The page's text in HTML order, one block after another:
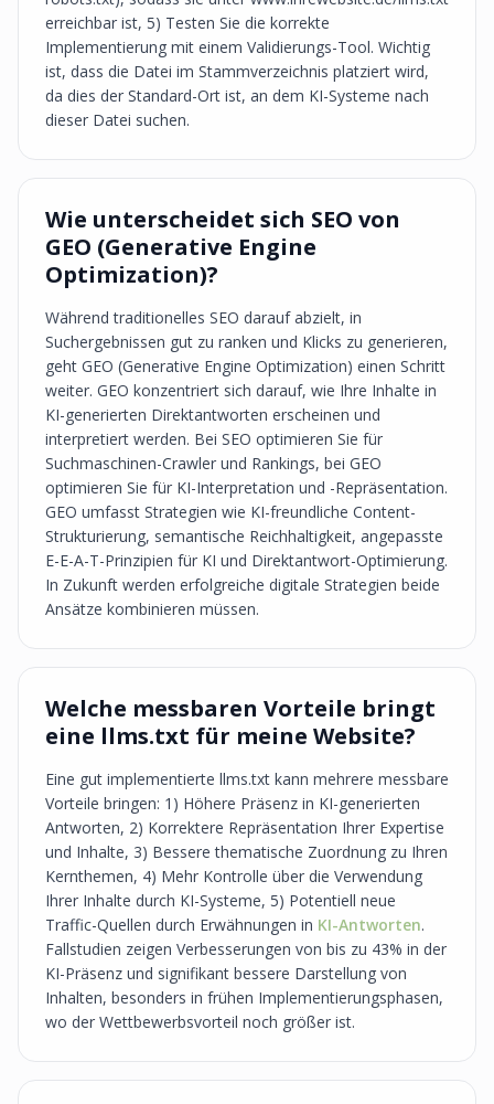
erreichbar ist, 5) Testen Sie die korrekte
Implementierung mit einem Validierungs-Tool. Wichtig
ist, dass die Datei im Stammverzeichnis platziert wird,
da dies der Standard-Ort ist, an dem KI-Systeme nach
dieser Datei suchen.
Wie unterscheidet sich SEO von
GEO (Generative Engine
Optimization)?
Während traditionelles SEO darauf abzielt, in
Suchergebnissen gut zu ranken und Klicks zu generieren,
geht GEO (Generative Engine Optimization) einen Schritt
weiter. GEO konzentriert sich darauf, wie Ihre Inhalte in
KI-generierten Direktantworten erscheinen und
interpretiert werden. Bei SEO optimieren Sie für
Suchmaschinen-Crawler und Rankings, bei GEO
optimieren Sie für KI-Interpretation und -Repräsentation.
GEO umfasst Strategien wie KI-freundliche Content-
Strukturierung, semantische Reichhaltigkeit, angepasste
E-E-A-T-Prinzipien für KI und Direktantwort-Optimierung.
In Zukunft werden erfolgreiche digitale Strategien beide
Ansätze kombinieren müssen.
Welche messbaren Vorteile bringt
eine llms.txt für meine Website?
Eine gut implementierte llms.txt kann mehrere messbare
Vorteile bringen: 1) Höhere Präsenz in KI-generierten
Antworten, 2) Korrektere Repräsentation Ihrer Expertise
und Inhalte, 3) Bessere thematische Zuordnung zu Ihren
Kernthemen, 4) Mehr Kontrolle über die Verwendung
Ihrer Inhalte durch KI-Systeme, 5) Potentiell neue
Traffic-Quellen durch Erwähnungen in KI-Antworten.
Fallstudien zeigen Verbesserungen von bis zu 43% in der
KI-Präsenz und signifikant bessere Darstellung von
Inhalten, besonders in frühen Implementierungsphasen,
wo der Wettbewerbsvorteil noch größer ist.